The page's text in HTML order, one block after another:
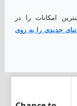
امکانات را در
جدیدی را به روی